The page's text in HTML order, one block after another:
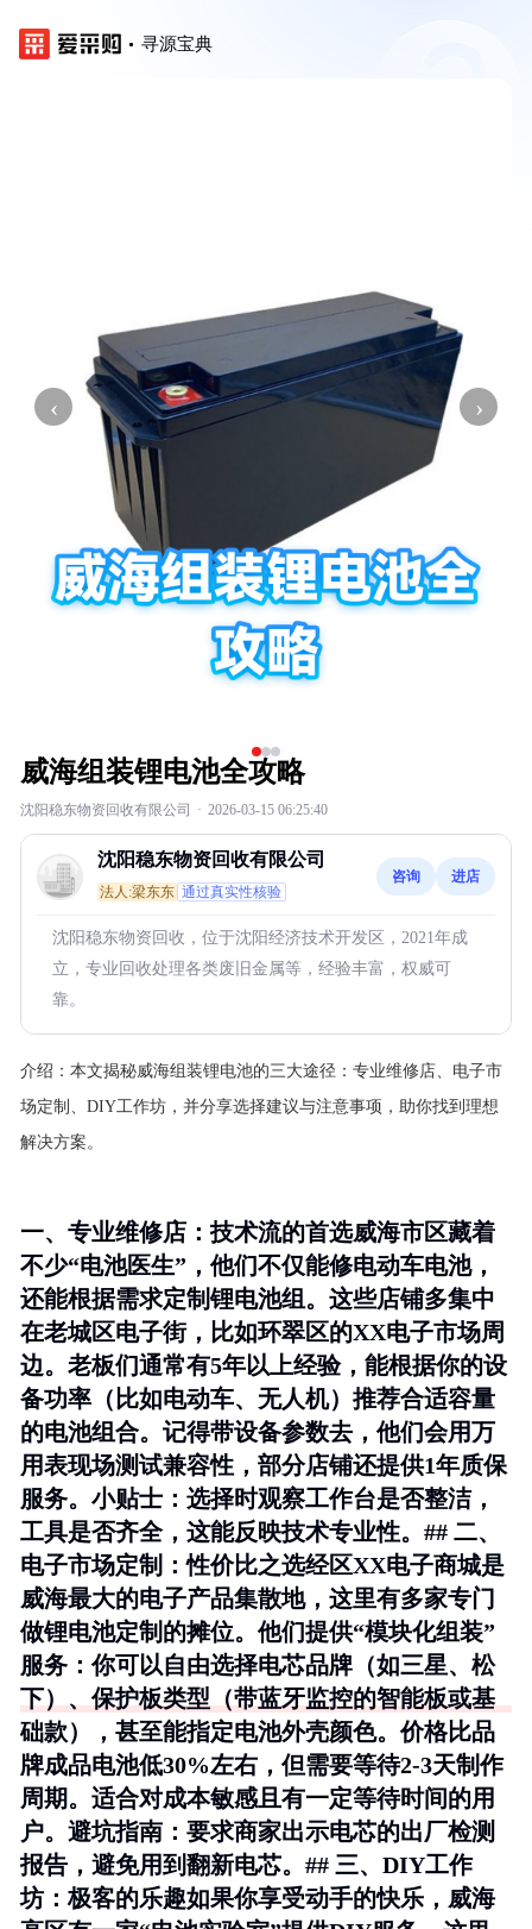
寻源宝典
‹ ›
威海组装锂电池全攻略
沈阳稳东物资回收有限公司 · 2026-03-15 06:25:40
沈阳稳东物资回收有限公司
法人:梁东东 通过真实性核验
咨询 进店
沈阳稳东物资回收，位于沈阳经济技术开发区，2021年成
立，专业回收处理各类废旧金属等，经验丰富，权威可
靠。
介绍： 本文揭秘威海组装锂电池的三大途径：专业维修店、电子市
场定制、DIY工作坊，并分享选择建议与注意事项，助你找到理想
解决方案。
一、专业维修店：技术流的首选威海市区藏着
不少“电池医生”，他们不仅能修电动车电池，
还能根据需求定制锂电池组。这些店铺多集中
在老城区电子街，比如环翠区的XX电子市场周
边。老板们通常有5年以上经验，能根据你的设
备功率（比如电动车、无人机）推荐合适容量
的电池组合。记得带设备参数去，他们会用万
用表现场测试兼容性，部分店铺还提供1年质保
服务。 小贴士 ：选择时观察工作台是否整洁，
工具是否齐全，这能反映技术专业性。## 二、
电子市场定制：性价比之选经区XX电子商城是
威海最大的电子产品集散地，这里有多家专门
做锂电池定制的摊位。他们提供“模块化组装”
服务：你可以自由选择电芯品牌（如三星、松
下）、保护板类型（带蓝牙监控的智能板或基
础款），甚至能指定电池外壳颜色。价格比品
牌成品电池低30%左右，但需要等待2-3天制作
周期。适合对成本敏感且有一定等待时间的用
户。 避坑指南 ：要求商家出示电芯的出厂检测
报告，避免用到翻新电芯。## 三、DIY工作
坊：极客的乐趣如果你享受动手的快乐，威海